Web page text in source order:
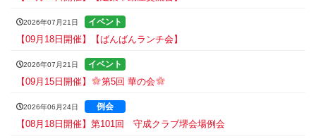
2026年07月21日 イベント
【09月18日開催】【ばんばんランチ会】
2026年07月21日 イベント
【09月15日開催】 第5回 華の会
2026年06月24日 例会
【08月18日開催】第101回 守成クラブ堺会場例会